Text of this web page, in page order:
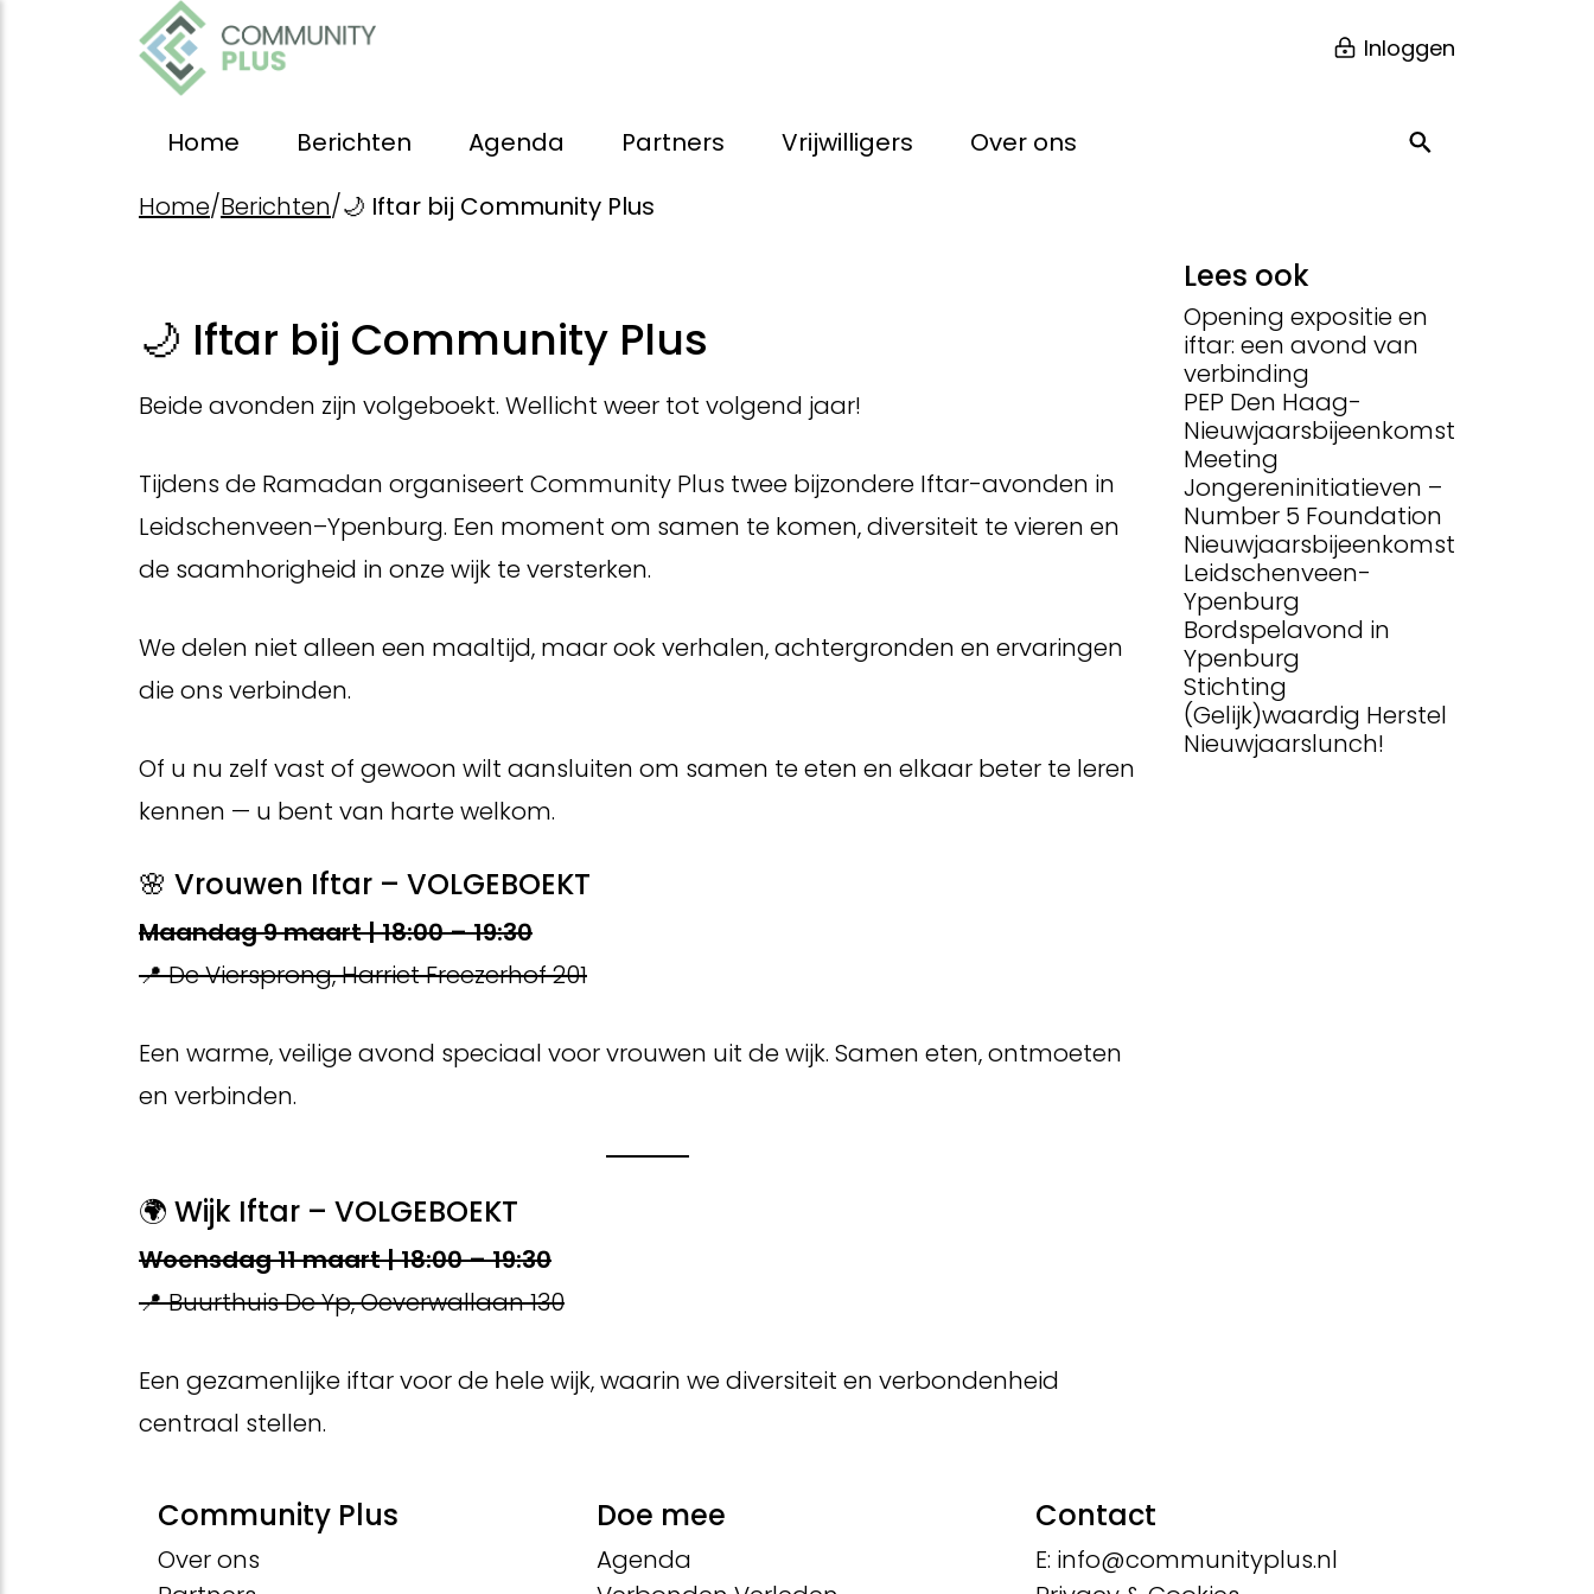
Inloggen
Home Berichten Agenda Partners Vrijwilligers
Over ons
Home/Berichten/🌙 Iftar bij Community Plus
🌙 Iftar bij Community Plus
Beide avonden zijn volgeboekt. Wellicht weer tot volgend jaar!
Tijdens de Ramadan organiseert Community Plus twee bijzondere Iftar-avonden in
Leidschenveen–Ypenburg. Een moment om samen te komen, diversiteit te vieren en
de saamhorigheid in onze wijk te versterken.
We delen niet alleen een maaltijd, maar ook verhalen, achtergronden en ervaringen
die ons verbinden.
Of u nu zelf vast of gewoon wilt aansluiten om samen te eten en elkaar beter te leren
kennen — u bent van harte welkom.
🌸 Vrouwen Iftar – VOLGEBOEKT
Maandag 9 maart | 18:00 – 19:30
📍 De Viersprong, Harriet Freezerhof 201
Een warme, veilige avond speciaal voor vrouwen uit de wijk. Samen eten, ontmoeten
en verbinden.
🌍 Wijk Iftar – VOLGEBOEKT
Woensdag 11 maart | 18:00 – 19:30
📍 Buurthuis De Yp, Oeverwallaan 130
Een gezamenlijke iftar voor de hele wijk, waarin we diversiteit en verbondenheid
centraal stellen.
Lees ook
Opening expositie en
iftar: een avond van
verbinding
PEP Den Haag-
Nieuwjaarsbijeenkomst
Meeting
Jongereninitiatieven –
Number 5 Foundation
Nieuwjaarsbijeenkomst
Leidschenveen-
Ypenburg
Bordspelavond in
Ypenburg
Stichting
(Gelijk)waardig Herstel
Nieuwjaarslunch!
Community Plus
Over ons
Doe mee
Agenda
Contact
E: info@communityplus.nl